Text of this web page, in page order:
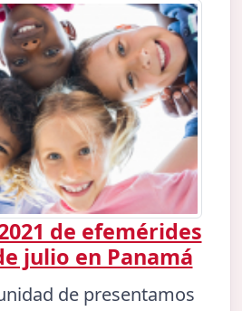
de efemérides
julio en Panamá
de presentamos